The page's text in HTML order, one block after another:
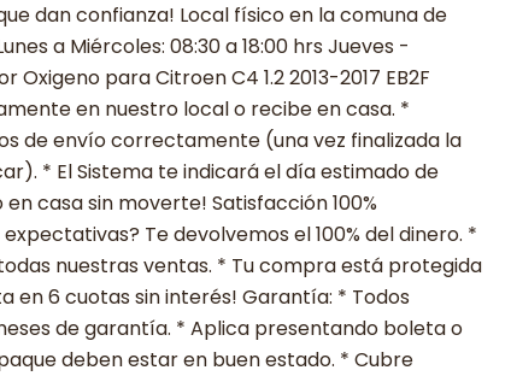
que dan confianza! Local físico en la comuna de
a Miércoles: 08:30 a 18:00 hrs Jueves -
Oxigeno para Citroen C4 1.2 2013-2017 EB2F
en nuestro local o recibe en casa. *
de envío correctamente (una vez finalizada la
* El Sistema te indicará el día estimado de
casa sin moverte! Satisfacción 100%
Te devolvemos el 100% del dinero. *
nuestras ventas. * Tu compra está protegida
en 6 cuotas sin interés! Garantía: * Todos
de garantía. * Aplica presentando boleta o
deben estar en buen estado. * Cubre